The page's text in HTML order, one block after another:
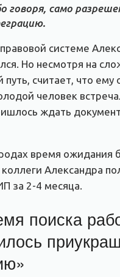
говоря, само
системе
Но несмотря на
считает, что ему
человек
ждать
время ожидания
коллеги Александра
за 2-4 месяца.
поиска